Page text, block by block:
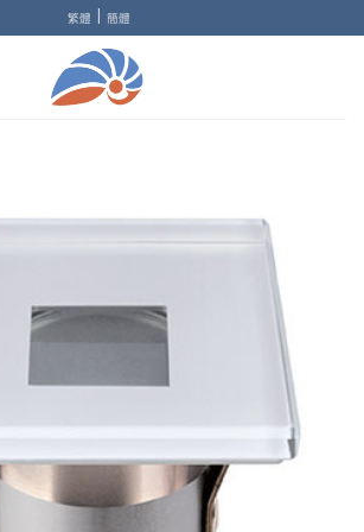
繁體 | 簡體